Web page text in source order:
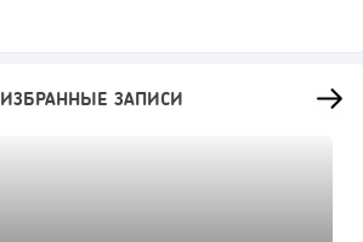
ИЗБРАННЫЕ ЗАПИСИ